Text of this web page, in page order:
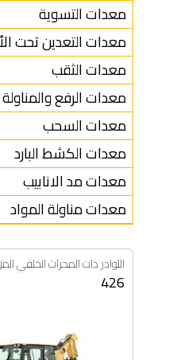
معدات التسوية
معدات التعدين تحت
معدات الثقب
معدات الرفع والمناولة
معدات السحب
معدات الكشط البارد
معدات مد الانابيب
معدات مناولة المواد
اللوادر ذات المحراث الخلفي
426